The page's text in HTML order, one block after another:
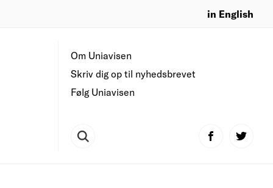
in English
Om Uniavisen
Skriv dig op til nyhedsbrevet
Følg Uniavisen